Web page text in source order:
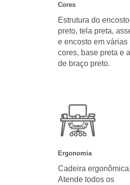
Cores
Estrutura do
preto, tela preta,
e encosto em várias
cores, base preta e
de braço preto.
Ergonomia
Cadeira ergonômica.
Atende todos os